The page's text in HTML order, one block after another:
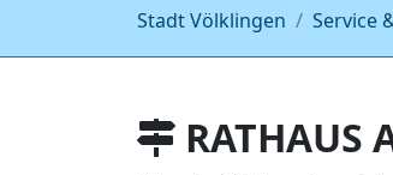
Stadt Völklingen Service
RATHAUS